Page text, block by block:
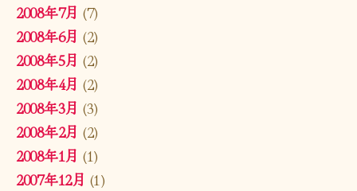
2008年7月 (7)
2008年6月 (2)
2008年5月 (2)
2008年4月 (2)
2008年3月 (3)
2008年2月 (2)
2008年1月 (1)
2007年12月 (1)